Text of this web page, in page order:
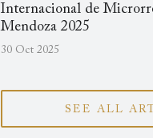
Internacional de
Mendoza 2025
30 Oct 2025
SEE ALL